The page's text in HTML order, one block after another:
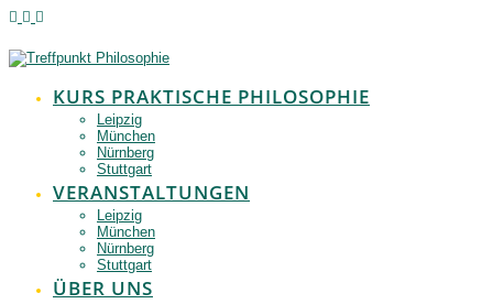
Zum
springen
KURS PRAKTISCHE PHILOSOPHIE
Leipzig
München
Nürnberg
Stuttgart
VERANSTALTUNGEN
Leipzig
München
Nürnberg
Stuttgart
ÜBER UNS